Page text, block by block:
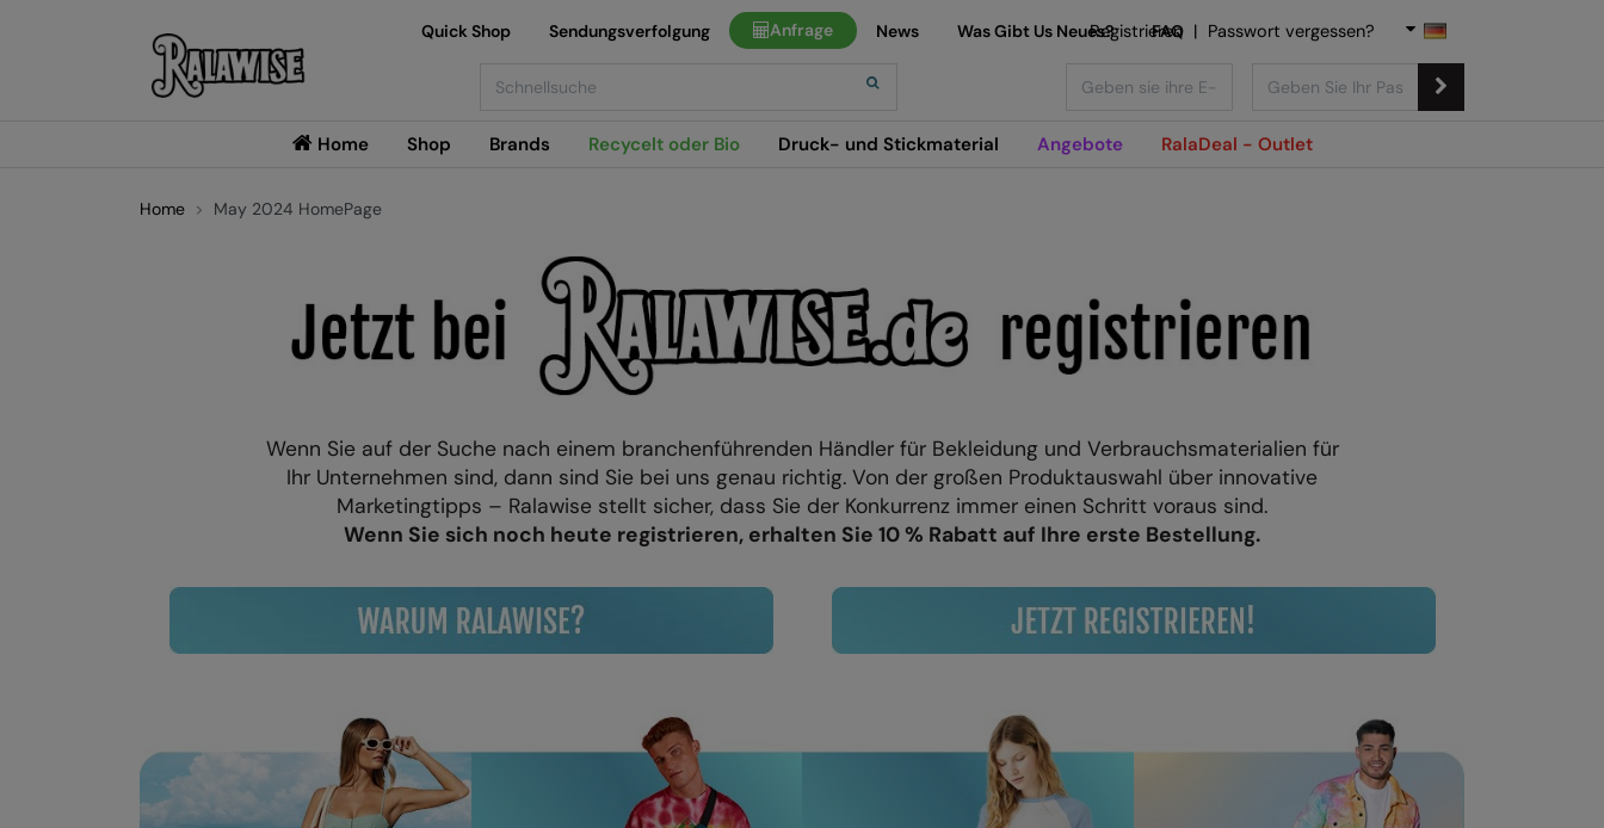
Home Shop Brands Recycelt oder Bio Druck- und Stickmaterial Angebote RalaDeal - Outlet
Quick Shop Sendungsverfolgung Anfrage News Was Gibt Us Neues? FAQ
Registrieren | Passwort vergessen?
Home May 2024 HomePage
Wenn Sie auf der Suche nach einem branchenführenden Händler für Bekleidung und Verbrauchsmaterialien für
Ihr Unternehmen sind, dann sind Sie bei uns genau richtig. Von der großen Produktauswahl über innovative
Marketingtipps – Ralawise stellt sicher, dass Sie der Konkurrenz immer einen Schritt voraus sind.
Wenn Sie sich noch heute registrieren, erhalten Sie 10 % Rabatt auf Ihre erste Bestellung.